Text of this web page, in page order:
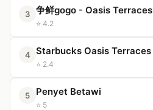
3 争鲜gogo - Oasis Terraces
⭐ 4.2
4 Starbucks Oasis Terraces
⭐ 2.4
5 Penyet Betawi
⭐ 5